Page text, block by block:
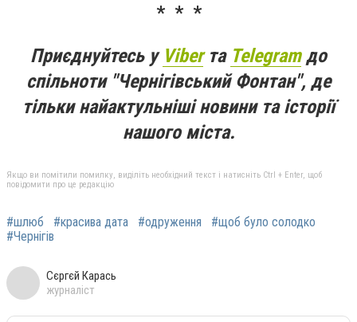
* * *
Приєднуйтесь у Viberта Telegramдо
спільноти "Чернігівський Фонтан", де
тільки найактульніші новини та історії
нашого міста.
Якщо ви помітили помилку, виділіть необхідний текст і натисніть Ctrl + Enter, щоб
повідомити про це редакцію
#шлюб #красива дата #одруження
#щоб було солодко
#Чернігів
Сєргєй Карась
журналіст